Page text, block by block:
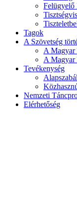
Felügyelő
Tagok
A Szövetség
A Magyar
A Magyar
Tevékenység
Nemzeti
Elérhetőség